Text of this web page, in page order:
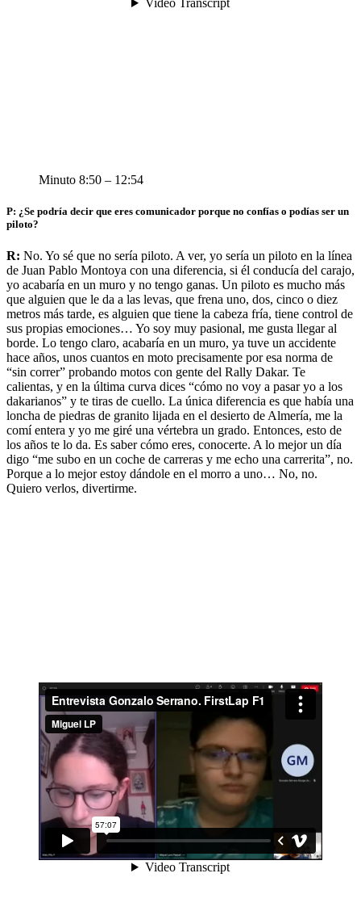
Minuto 8:50 – 12:54
P: ¿Se podría decir que eres comunicador porque no confías o podías ser un
piloto?
R: No. Yo sé que no sería piloto. A ver, yo sería un piloto en la línea
de Juan Pablo Montoya con una diferencia, si él conducía del carajo,
yo acabaría en un muro y no tengo ganas. Un piloto es mucho más
que alguien que le da a las levas, que frena uno, dos, cinco o diez
metros más tarde, es alguien que tiene la cabeza fría, tiene control de
sus propias emociones… Yo soy muy pasional, me gusta llegar al
borde. Lo tengo claro, acabaría en un muro, ya tuve un accidente
hace años, unos cuantos en moto precisamente por esa norma de
“sin correr” probando motos con gente del Rally Dakar. Te
calientas, y en la última curva dices “cómo no voy a pasar yo a los
dakarianos” y te tiras de cuello. La única diferencia es que había una
loncha de piedras de granito lijada en el desierto de Almería, me la
comí entera y yo me giré una vértebra un grado. Entonces, esto de
los años te lo da. Es saber cómo eres, conocerte. A lo mejor un día
digo “me subo en un coche de carreras y me echo una carrerita”, no.
Porque a lo mejor estoy dándole en el morro a uno… No, no.
Quiero verlos, divertirme.